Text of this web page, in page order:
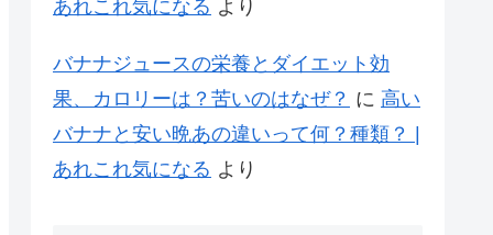
あれこれ気になる より
バナナジュースの栄養とダイエット効
果、カロリーは？苦いのはなぜ？ に 高い
バナナと安い晩あの違いって何？種類？ |
あれこれ気になる より